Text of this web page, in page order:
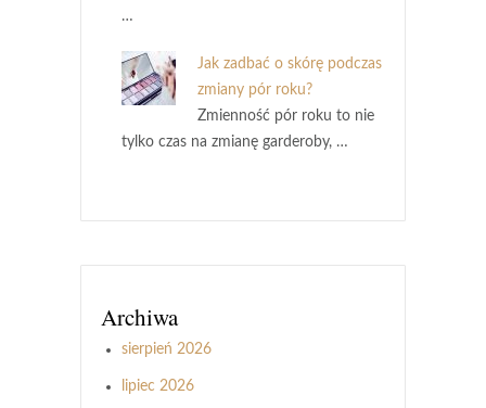
…
Jak zadbać o skórę podczas
zmiany pór roku?
Zmienność pór roku to nie
tylko czas na zmianę garderoby, …
Archiwa
sierpień 2026
lipiec 2026